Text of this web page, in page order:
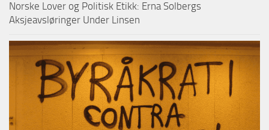
Norske Lover og Politisk Etikk: Erna Solbergs
Aksjeavsløringer Under Linsen